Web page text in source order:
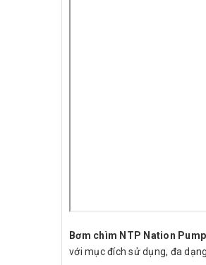
Bơm chìm NTP Nation Pump
với mục đích sử dụng, đa